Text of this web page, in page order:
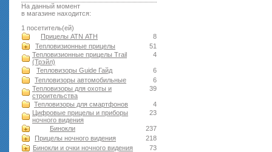
На данный момент
в магазине находится:
1 посетитель(ей)
8
Прицелы ATN АТН
51
Тепловизионные прицелы
4
Тепловизионные прицелы Trail
(Трэйл)
6
Тепловизоры Guide Гайд
6
Тепловизоры автомобильные
39
Тепловизоры для охоты и
строительства
4
Тепловизоры для смартфонов
23
Цифровые прицелы и приборы
ночного видения
237
Бинокли
218
Прицелы ночного видения
73
Бинокли и очки ночного видения